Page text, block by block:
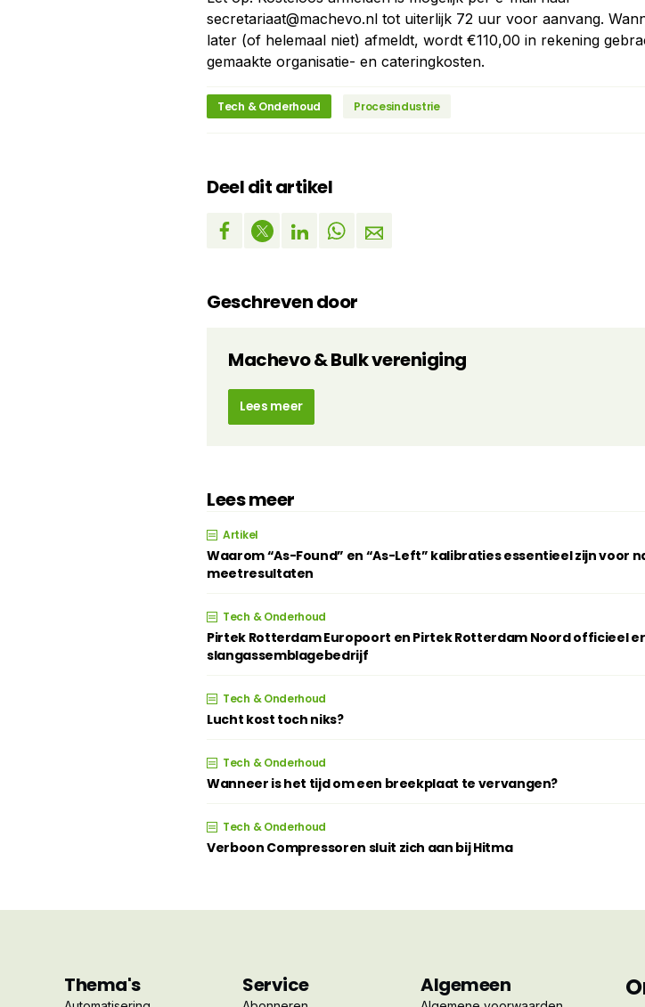
secretariaat@machevo.nl tot uiterlijk 72 uur voor aanvang.
later (of helemaal niet) afmeldt, wordt €110,00 in rekening
gemaakte organisatie- en cateringkosten.
Tech & Onderhoud Procesindustrie
Deel dit artikel
Geschreven door
Machevo & Bulk vereniging
Lees meer
Lees meer
Artikel
Waarom “As-Found” en “As-Left” kalibraties essentieel zijn voor
meetresultaten
Tech & Onderhoud
Pirtek Rotterdam Europoort en Pirtek Rotterdam Noord officieel
slangassemblagebedrijf
Tech & Onderhoud
Lucht kost toch niks?
Tech & Onderhoud
Wanneer is het tijd om een breekplaat te vervangen?
Tech & Onderhoud
Verboon Compressoren sluit zich aan bij Hitma
Thema's Service Algemeen